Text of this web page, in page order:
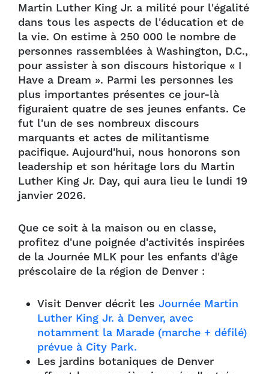
Martin Luther King Jr. a milité pour l'égalité
dans tous les aspects de l'éducation et de
la vie. On estime à 250 000 le nombre de
personnes rassemblées à Washington, D.C.,
pour assister à son discours historique « I
Have a Dream ». Parmi les personnes les
plus importantes présentes ce jour-là
figuraient quatre de ses jeunes enfants. Ce
fut l'un de ses nombreux discours
marquants et actes de militantisme
pacifique. Aujourd'hui, nous honorons son
leadership et son héritage lors du Martin
Luther King Jr. Day, qui aura lieu le lundi 19
janvier 2026.
Que ce soit à la maison ou en classe,
profitez d'une poignée d'activités inspirées
de la Journée MLK pour les enfants d'âge
préscolaire de la région de Denver :
Visit Denver décrit les Journée Martin
Luther King Jr. à Denver, avec
notamment la Marade (marche + défilé)
prévue à City Park.
Les jardins botaniques de Denver